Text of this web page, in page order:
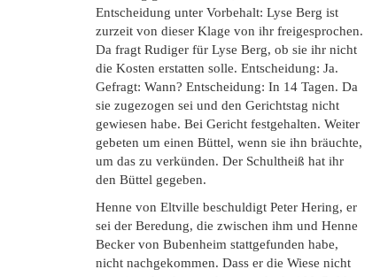
Entscheidung unter Vorbehalt: Lyse Berg ist
zurzeit von dieser Klage von ihr freigesprochen.
Da fragt Rudiger für Lyse Berg, ob sie ihr nicht
die Kosten erstatten solle. Entscheidung: Ja.
Gefragt: Wann? Entscheidung: In 14 Tagen. Da
sie zugezogen sei und den Gerichtstag nicht
gewiesen habe. Bei Gericht festgehalten. Weiter
gebeten um einen Büttel, wenn sie ihn bräuchte,
um das zu verkünden. Der Schultheiß hat ihr
den Büttel gegeben.
Henne von Eltville beschuldigt Peter Hering, er
sei der Beredung, die zwischen ihm und Henne
Becker von Bubenheim stattgefunden habe,
nicht nachgekommen. Dass er die Wiese nicht